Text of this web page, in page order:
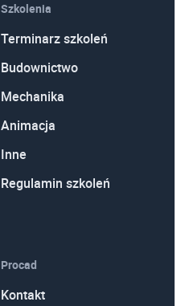
Szkolenia
Terminarz szkoleń
Budownictwo
Mechanika
Animacja
Inne
Regulamin szkoleń
Procad
Kontakt